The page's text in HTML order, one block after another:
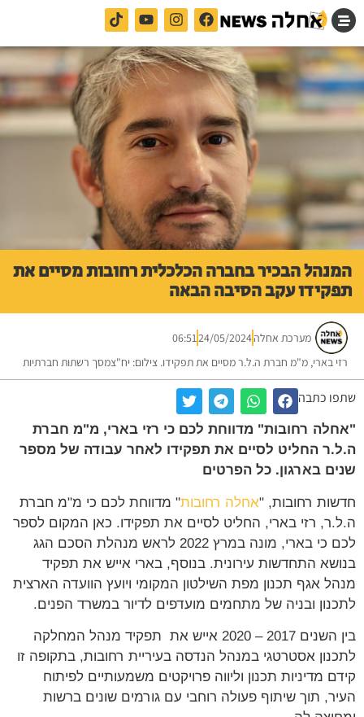
המנהל הבכיר בחברה הכלכלית רחובות מסיים את
תפקידו עקב הסיבה הבאה
מערכת אחלה24/05/2024
06:51
רזי בארי, מ"מ חברת ה.ל.ר מסיים את תפקידו. צילום: יח"צמסך רשתות חברתיות
שתפו כתבה
"אחלה רחובות" מדווחת לכם כי רזי בארי, מ"מ חברת
ה.ל.ר החליט לסיים את תפקידו לאחר עבודה של מספר
שנים בארגון. כל הפרטים
חדשות רחובות, "אחלה רחובות" מדווחת לכם כי מ"מ חברת
ה.ל.ר, רזי בארי, החליט לסיים את תפקידו. כאן המקום לספר
לכם כי בארי, מונה במרץ 2022 לראש מנהלת הסכם הגג
בנושא התחדשות עירונית. בנוסף, בארי אייש את תפקיד
מנהל אגף תכנון מפת השילטון המקומי ויועץ הוועדה הארצית
לתכנון ובניה של מתחמים מועדפים לדיור במשרד הפנים.
בין השנים 2017 – 2020 אייש את תפקיד מנהל המחלקה
לתכנון אסטרטגי במנהל הנדסה בעיריית רחובות, בתקופה זו
קידם מדיניות תכנון וליווה פרויקטים משמעותיים לפיתוח
העיר, תוך שיתוף פעולה רוחבי עם גורמים שונים ברשות